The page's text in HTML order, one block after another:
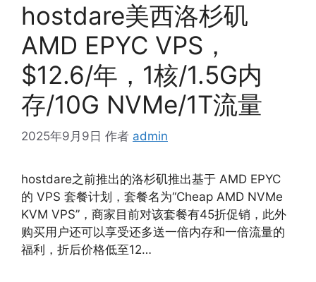
hostdare美西洛杉矶
AMD EPYC VPS，
$12.6/年，1核/1.5G内
存/10G NVMe/1T流量
2025年9月9日 作者 admin
hostdare之前推出的洛杉矶推出基于 AMD EPYC
的 VPS 套餐计划，套餐名为“Cheap AMD NVMe
KVM VPS”，商家目前对该套餐有45折促销，此外
购买用户还可以享受还多送一倍内存和一倍流量的
福利，折后价格低至12…